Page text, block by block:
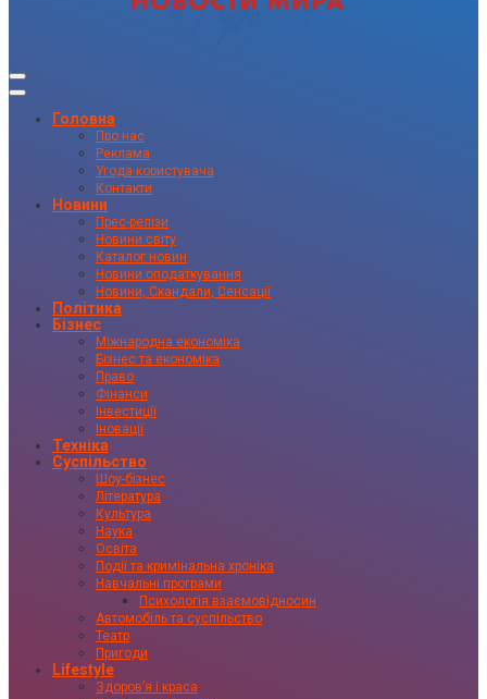
Головна
Про нас
Реклама
Угода користувача
Контакти
Новини
Прес-релізи
Новини світу
Каталог новин
Новини оподаткування
Новини, Скандали, Сенсації
Політика
Бізнес
Міжнародна економіка
Бізнес та економіка
Право
Фінанси
Інвестиції
Іновації
Техніка
Суспільство
Шоу-бізнес
Література
Культура
Наука
Освіта
Події та кримінальна хроніка
Навчальні програми
Психологія взаємовідносин
Автомобіль та суспільство
Театр
Пригоди
Lifestyle
Здоровʼя і краса